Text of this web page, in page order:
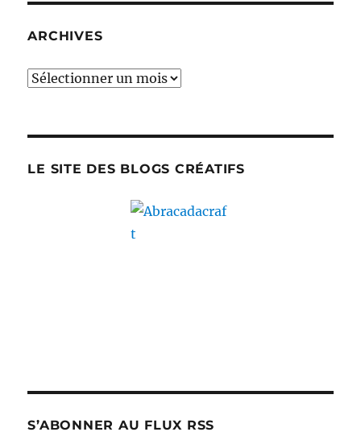
ARCHIVES
Archives
LE SITE DES BLOGS CRÉATIFS
S’ABONNER AU FLUX RSS